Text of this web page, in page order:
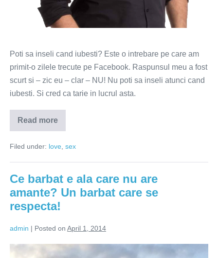
Poti sa inseli cand iubesti? Este o intrebare pe care am
primit-o zilele trecute pe Facebook. Raspunsul meu a fost
scurt si – zic eu – clar – NU! Nu poti sa inseli atunci cand
iubesti. Si cred ca tarie in lucrul asta.
Read more
Poti
sa
cand
Filed under: love sex
Ce barbat e ala care nu are
amante? Un barbat care se
respecta!
admin | Posted on April 1, 2014